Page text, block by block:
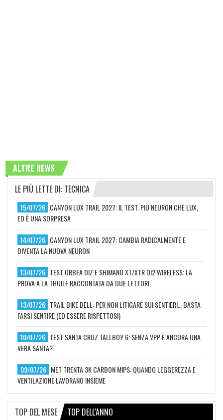
ALTRE NEWS
LE PIÙ LETTE DI: TECNICA
15/07/26 CANYON LUX TRAIL 2027: IL TEST. PIÙ NEURON CHE LUX,
ED È UNA SORPRESA
14/07/26 CANYON LUX TRAIL 2027: CAMBIA RADICALMENTE E
DIVENTA LA NUOVA NEURON
13/07/26 TEST ORBEA OIZ E SHIMANO XT/XTR DI2 WIRELESS: LA
PROVA A LA THUILE RACCONTATA DA DUE LETTORI
13/07/26 TRAIL BIKE BELL: PER NON LITIGARE SUI SENTIERI… BASTA
FARSI SENTIRE (ED ESSERE RISPETTOSI)
10/07/26 TEST SANTA CRUZ TALLBOY 6: SENZA VPP È ANCORA UNA
VERA SANTA?
09/07/26 MET TRENTA 3K CARBON MIPS: QUANDO LEGGEREZZA E
VENTILAZIONE LAVORANO INSIEME
TOP DEL MESE TOP DELL'ANNO